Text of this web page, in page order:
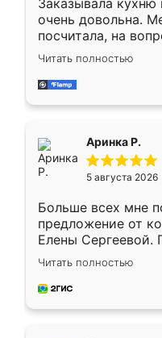
Заказывала кухню
очень довольна.
посчитала, на
Замерщик приехал
делу со всей
за день, ребята
Читать полностью
Аринка Р.
5 августа 2026
Больше всех мне
предложение от
Елены
короткие сроки
для замера
предложил по
Читать полностью